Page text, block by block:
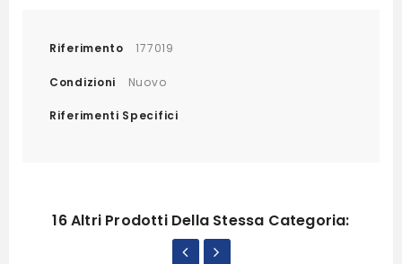
Riferimento 177019
Condizioni Nuovo
Riferimenti Specifici
16 Altri Prodotti Della Stessa Categoria: